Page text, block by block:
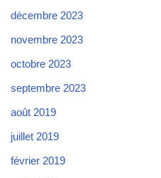
décembre 2023
novembre 2023
octobre 2023
septembre 2023
août 2019
juillet 2019
février 2019